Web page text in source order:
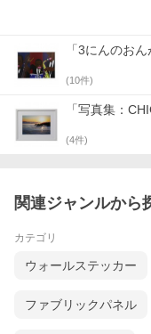
「3にんのお
(10件)
「写真集：
(4件)
関連ジャンルから
カテゴリ
ウォールステッカー
ファブリックパネル